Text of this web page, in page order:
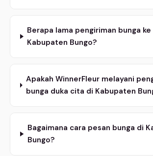
Berapa lama pengiriman bunga ke
Kabupaten Bungo?
Apakah WinnerFleur melayani
bunga duka cita di Kabupaten
Bagaimana cara pesan bunga di
Bungo?